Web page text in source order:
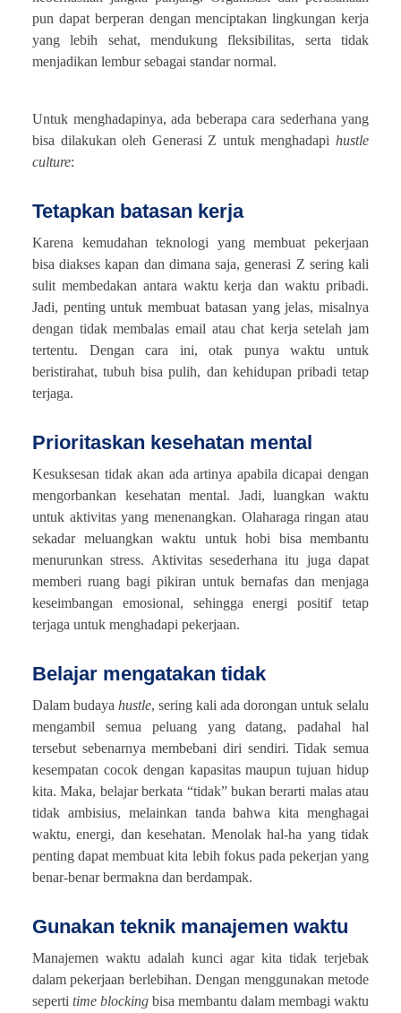
pun dapat berperan dengan menciptakan lingkungan kerja
yang lebih sehat, mendukung fleksibilitas, serta tidak
menjadikan lembur sebagai standar normal.
Untuk menghadapinya, ada beberapa cara sederhana yang
bisa dilakukan oleh Generasi Z untuk menghadapi hustle
culture:
Tetapkan batasan kerja
Karena kemudahan teknologi yang membuat pekerjaan
bisa diakses kapan dan dimana saja, generasi Z sering kali
sulit membedakan antara waktu kerja dan waktu pribadi.
Jadi, penting untuk membuat batasan yang jelas, misalnya
dengan tidak membalas email atau chat kerja setelah jam
tertentu. Dengan cara ini, otak punya waktu untuk
beristirahat, tubuh bisa pulih, dan kehidupan pribadi tetap
terjaga.
Prioritaskan kesehatan mental
Kesuksesan tidak akan ada artinya apabila dicapai dengan
mengorbankan kesehatan mental. Jadi, luangkan waktu
untuk aktivitas yang menenangkan. Olaharaga ringan atau
sekadar meluangkan waktu untuk hobi bisa membantu
menurunkan stress. Aktivitas sesederhana itu juga dapat
memberi ruang bagi pikiran untuk bernafas dan menjaga
keseimbangan emosional, sehingga energi positif tetap
terjaga untuk menghadapi pekerjaan.
Belajar mengatakan tidak
Dalam budaya hustle, sering kali ada dorongan untuk selalu
mengambil semua peluang yang datang, padahal hal
tersebut sebenarnya membebani diri sendiri. Tidak semua
kesempatan cocok dengan kapasitas maupun tujuan hidup
kita. Maka, belajar berkata “tidak” bukan berarti malas atau
tidak ambisius, melainkan tanda bahwa kita menghagai
waktu, energi, dan kesehatan. Menolak hal-ha yang tidak
penting dapat membuat kita lebih fokus pada pekerjan yang
benar-benar bermakna dan berdampak.
Gunakan teknik manajemen waktu
Manajemen waktu adalah kunci agar kita tidak terjebak
dalam pekerjaan berlebihan. Dengan menggunakan metode
seperti time blocking bisa membantu dalam membagi waktu